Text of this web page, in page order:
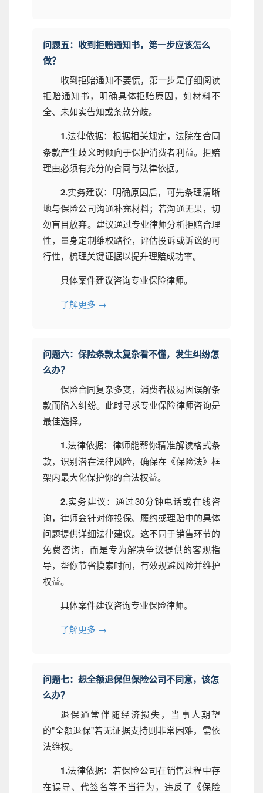
问题五：收到拒赔通知书，第一步应该怎么
做？
收到拒赔通知不要慌，第一步是仔细阅读
拒赔通知书，明确具体拒赔原因，如材料不
全、未如实告知或条款分歧。
1.法律依据：根据相关规定，法院在合同
条款产生歧义时倾向于保护消费者利益。拒赔
理由必须有充分的合同与法律依据。
2.实务建议：明确原因后，可先条理清晰
地与保险公司沟通补充材料；若沟通无果，切
勿盲目放弃。建议通过专业律师分析拒赔合理
性，量身定制维权路径，评估投诉或诉讼的可
行性，梳理关键证据以提升理赔成功率。
具体案件建议咨询专业保险律师。
了解更多 →
问题六：保险条款太复杂看不懂，发生纠纷怎
么办？
保险合同复杂多变，消费者极易因误解条
款而陷入纠纷。此时寻求专业保险律师咨询是
最佳选择。
1.法律依据：律师能帮你精准解读格式条
款，识别潜在法律风险，确保在《保险法》框
架内最大化保护你的合法权益。
2.实务建议：通过30分钟电话或在线咨
询，律师会针对你投保、履约或理赔中的具体
问题提供详细法律建议。这不同于销售环节的
免费咨询，而是专为解决争议提供的客观指
导，帮你节省摸索时间，有效规避风险并维护
权益。
具体案件建议咨询专业保险律师。
了解更多 →
问题七：想全额退保但保险公司不同意，该怎
么办？
退保通常伴随经济损失，当事人期望
的"全额退保"若无证据支持则非常困难，需依
法维权。
1.法律依据：若保险公司在销售过程中存
在误导、代签名等不当行为，违反了《保险